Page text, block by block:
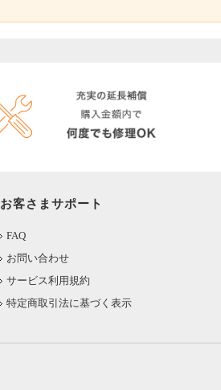
お客さまサポート
FAQ
お問い合わせ
サービス利用規約
特定商取引法に基づく表示